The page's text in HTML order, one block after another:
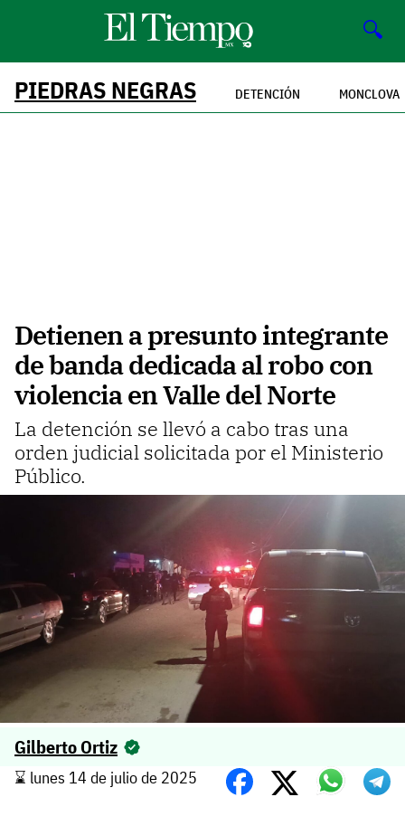
🔍
PIEDRAS NEGRAS DETENCIÓN MONCLOVA
Detienen a presunto integrante
de banda dedicada al robo con
violencia en Valle del Norte
La detención se llevó a cabo tras una
orden judicial solicitada por el Ministerio
Público.
Gilberto Ortiz
⌛️ lunes 14 de julio de 2025